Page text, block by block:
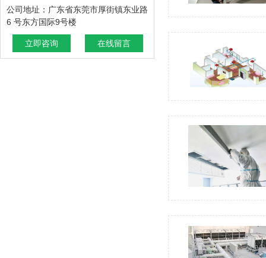
公司地址：广东省东莞市厚街镇东业路
6 号东方国际9号楼
立即咨询 在线留言